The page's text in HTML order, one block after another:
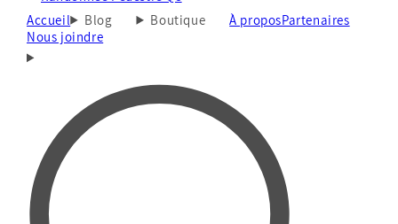
Accueil Blog Boutique À proposPartenaires
Nous joindre